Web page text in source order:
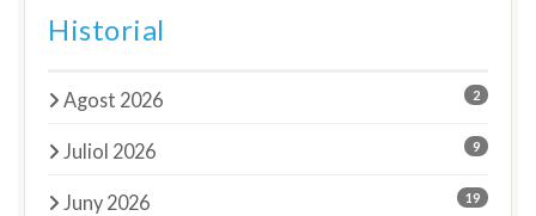
Historial
Agost 2026 2
Juliol 2026 9
Juny 2026 19